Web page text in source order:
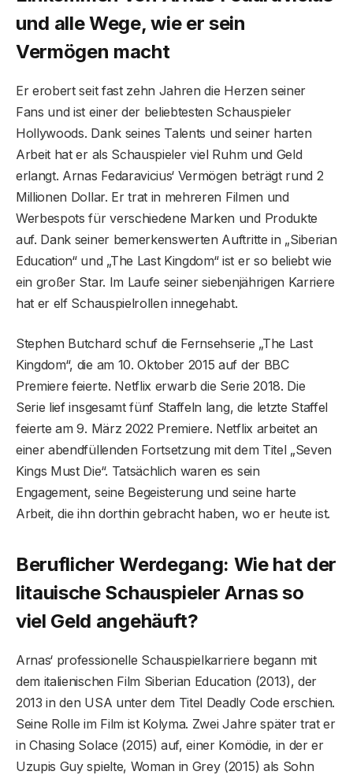
und alle Wege, wie er sein
Vermögen macht
Er erobert seit fast zehn Jahren die Herzen seiner
Fans und ist einer der beliebtesten Schauspieler
Hollywoods. Dank seines Talents und seiner harten
Arbeit hat er als Schauspieler viel Ruhm und Geld
erlangt. Arnas Fedaravicius‘ Vermögen beträgt rund 2
Millionen Dollar. Er trat in mehreren Filmen und
Werbespots für verschiedene Marken und Produkte
auf. Dank seiner bemerkenswerten Auftritte in „Siberian
Education“ und „The Last Kingdom“ ist er so beliebt wie
ein großer Star. Im Laufe seiner siebenjährigen Karriere
hat er elf Schauspielrollen innegehabt.
Stephen Butchard schuf die Fernsehserie „The Last
Kingdom“, die am 10. Oktober 2015 auf der BBC
Premiere feierte. Netflix erwarb die Serie 2018. Die
Serie lief insgesamt fünf Staffeln lang, die letzte Staffel
feierte am 9. März 2022 Premiere. Netflix arbeitet an
einer abendfüllenden Fortsetzung mit dem Titel „Seven
Kings Must Die“. Tatsächlich waren es sein
Engagement, seine Begeisterung und seine harte
Arbeit, die ihn dorthin gebracht haben, wo er heute ist.
Beruflicher Werdegang: Wie hat der
litauische Schauspieler Arnas so
viel Geld angehäuft?
Arnas‘ professionelle Schauspielkarriere begann mit
dem italienischen Film Siberian Education (2013), der
2013 in den USA unter dem Titel Deadly Code erschien.
Seine Rolle im Film ist Kolyma. Zwei Jahre später trat er
in Chasing Solace (2015) auf, einer Komödie, in der er
Uzupis Guy spielte, Woman in Grey (2015) als Sohn